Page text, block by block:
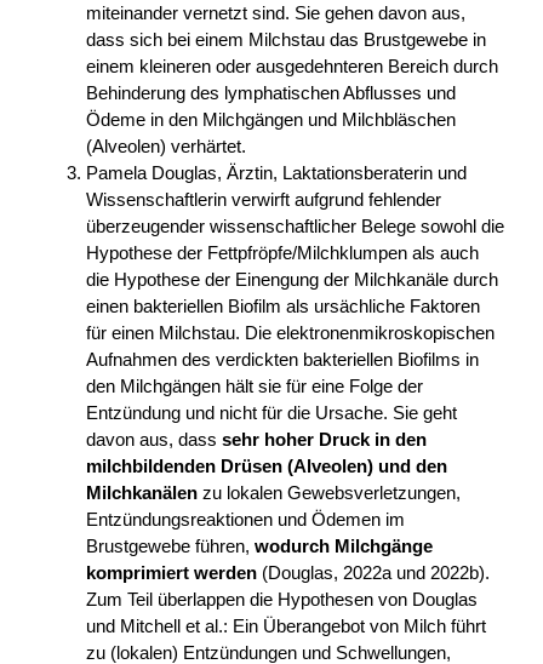
miteinander vernetzt sind. Sie gehen davon aus,
dass sich bei einem Milchstau das Brustgewebe in
einem kleineren oder ausgedehnteren Bereich durch
Behinderung des lymphatischen Abflusses und
Ödeme in den Milchgängen und Milchbläschen
(Alveolen) verhärtet.
Pamela Douglas, Ärztin, Laktationsberaterin und
Wissenschaftlerin verwirft aufgrund fehlender
überzeugender wissenschaftlicher Belege sowohl die
Hypothese der Fettpfröpfe/Milchklumpen als auch
die Hypothese der Einengung der Milchkanäle durch
einen bakteriellen Biofilm als ursächliche Faktoren
für einen Milchstau. Die elektronenmikroskopischen
Aufnahmen des verdickten bakteriellen Biofilms in
den Milchgängen hält sie für eine Folge der
Entzündung und nicht für die Ursache. Sie geht
davon aus, dasssehr hoher Druck in den
milchbildenden Drüsen (Alveolen) und den
Milchkanälen zu lokalen Gewebsverletzungen,
Entzündungsreaktionen und Ödemen im
Brustgewebe führen,wodurch Milchgänge
komprimiert werden (Douglas, 2022a und 2022b).
Zum Teil überlappen die Hypothesen von Douglas
und Mitchell et al.: Ein Überangebot von Milch führt
zu (lokalen) Entzündungen und Schwellungen,